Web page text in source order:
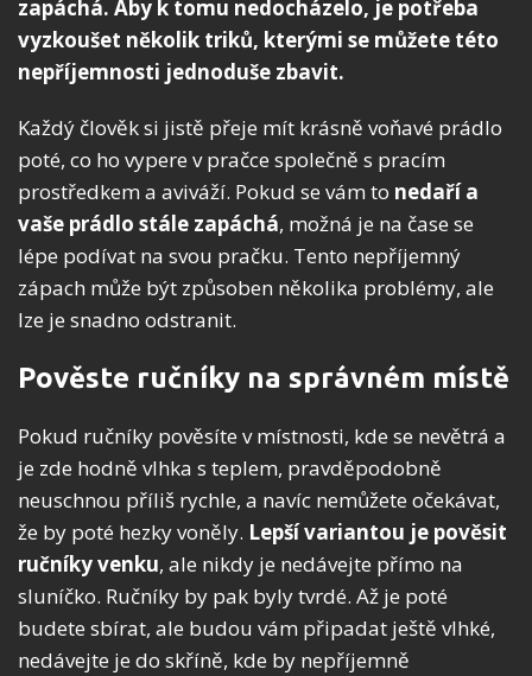
zapáchá. Aby k tomu nedocházelo, je potřeba
vyzkoušet několik triků, kterými se můžete této
nepříjemnosti jednoduše zbavit.
Každý člověk si jistě přeje mít krásně voňavé prádlo
poté, co ho vypere v pračce společně s pracím
prostředkem a aviváží. Pokud se vám to nedaří a
vaše prádlo stále zapáchá, možná je na čase se
lépe podívat na svou pračku. Tento nepříjemný
zápach může být způsoben několika problémy, ale
lze je snadno odstranit.
Pověste ručníky na správném místě
Pokud ručníky pověsíte v místnosti, kde se nevětrá a
je zde hodně vlhka s teplem, pravděpodobně
neuschnou příliš rychle, a navíc nemůžete očekávat,
že by poté hezky voněly. Lepší variantou je pověsit
ručníky venku, ale nikdy je nedávejte přímo na
sluníčko. Ručníky by pak byly tvrdé. Až je poté
budete sbírat, ale budou vám připadat ještě vlhké,
nedávejte je do skříně, kde by nepříjemně